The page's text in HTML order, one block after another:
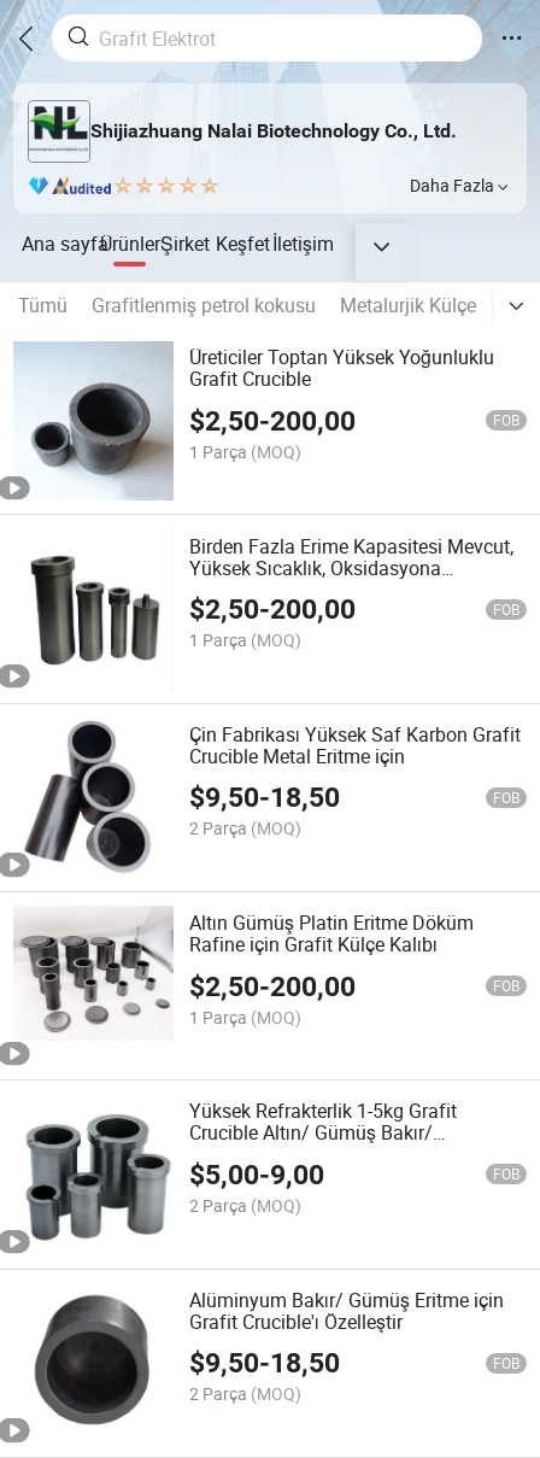
Shijiazhuang Nalai Biotechnology Co., Ltd.
Daha Fazla
Ana sayfaÜrünlerŞirket Keşfetİletişim
Tümü Grafitlenmiş petrol kokusu Metalurjik Külçe
Üreticiler Toptan Yüksek Yoğunluklu
Grafit Crucible
$2,50-200,00 FOB
1 Parça (MOQ)
Birden Fazla Erime Kapasitesi Mevcut,
Yüksek Sıcaklık, Oksidasyona
Dayanıklılık, Grafit Crucible
$2,50-200,00 FOB
1 Parça (MOQ)
Çin Fabrikası Yüksek Saf Karbon Grafit
Crucible Metal Eritme için
$9,50-18,50 FOB
2 Parça (MOQ)
Altın Gümüş Platin Eritme Döküm
Rafine için Grafit Külçe Kalıbı
$2,50-200,00 FOB
1 Parça (MOQ)
Yüksek Refrakterlik 1-5kg Grafit
Crucible Altın/ Gümüş Bakır/
Alüminyum Pirinç Eritme/ Döküm
Kalıbı
$5,00-9,00 FOB
2 Parça (MOQ)
Alüminyum Bakır/ Gümüş Eritme için
Grafit Crucible'ı Özelleştir
$9,50-18,50 FOB
2 Parça (MOQ)